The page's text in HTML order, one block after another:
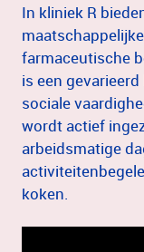
In kliniek R
farmaceutische
is een
sociale
wordt actief
arbeidsmatige
koken.